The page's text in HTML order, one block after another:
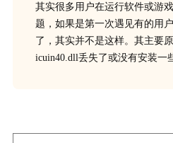
其实很多用户在运行软件或游
题，如果是第一次遇见有的用
了，其实并不是这样。其主要
icuin40.dll丢失了或没有安装一